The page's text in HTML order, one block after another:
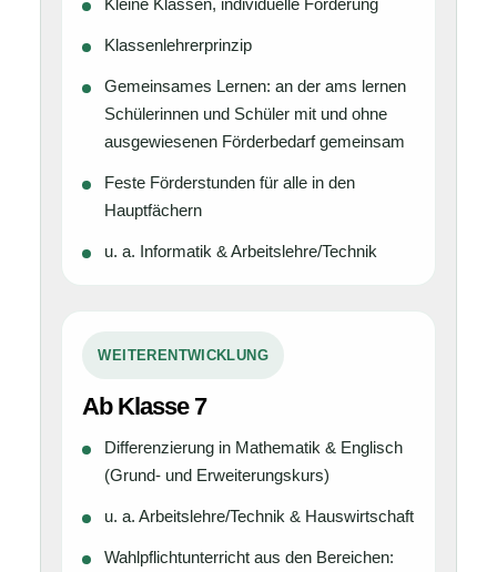
Klassenlehrerprinzip
Gemeinsames Lernen: an der ams lernen
Schülerinnen und Schüler mit und ohne
ausgewiesenen Förderbedarf gemeinsam
Feste Förderstunden für alle in den
Hauptfächern
u. a. Informatik & Arbeitslehre/Technik
WEITERENTWICKLUNG
Ab Klasse 7
Differenzierung in Mathematik & Englisch
(Grund- und Erweiterungskurs)
u. a. Arbeitslehre/Technik & Hauswirtschaft
Wahlpflichtunterricht aus den Bereichen: